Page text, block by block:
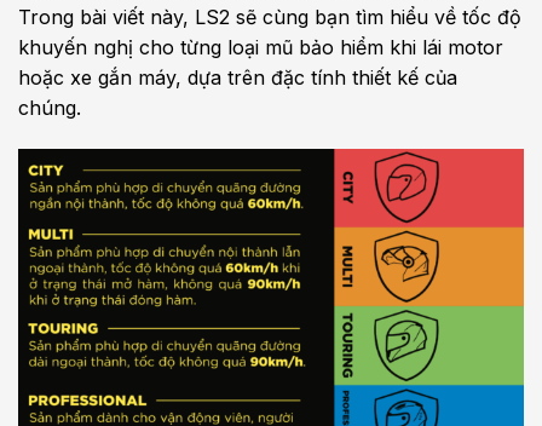
Trong bài viết này, LS2 sẽ cùng bạn tìm hiểu về tốc độ
khuyến nghị cho từng loại mũ bảo hiểm khi lái motor
hoặc xe gắn máy, dựa trên đặc tính thiết kế của
chúng.